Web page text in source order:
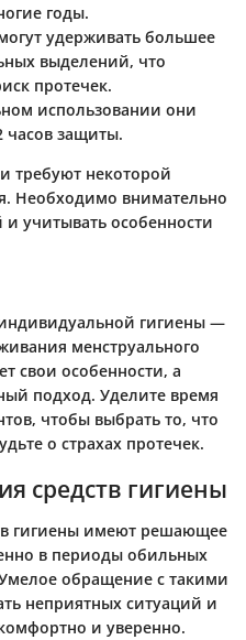
годы.
удерживать большее
выделений, что
протечек.
использовании они
часов защиты.
требуют некоторой
Необходимо внимательно
учитывать особенности
гигиены —
менструального
свои особенности, а
подход. Уделите время
чтобы выбрать то, что
о страхах протечек.
средств гигиены
гигиены имеют решающее
в периоды обильных
обращение с такими
неприятных ситуаций и
и уверенно.